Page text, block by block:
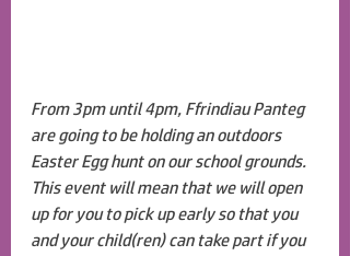
From 3pm until 4pm, Ffrindiau Panteg
are going to be holding an outdoors
Easter Egg hunt on our school grounds.
This event will mean that we will open
up for you to pick up early so that you
and your child(ren) can take part if you